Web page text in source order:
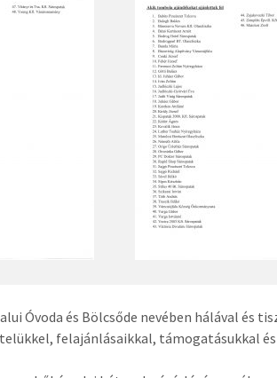
Óvoda és Bölcsőde nevében hálával
felajánlásaikkal, támogatásukkal